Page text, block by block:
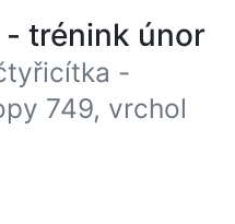
- trénink únor
-
749, vrchol